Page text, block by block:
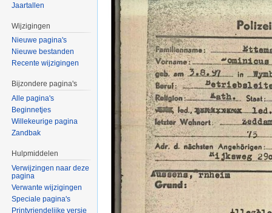
Jaartallen
Wijzigingen
Nieuwe pagina's
Nieuwe bestanden
Recente wijzigingen
Bijzondere pagina's
Alle pagina's
Beginnetjes
Willekeurige pagina
Zandbak
Hulpmiddelen
Verwijzingen naar deze
pagina
Verwante wijzigingen
Speciale pagina's
Printvriendelijke versie